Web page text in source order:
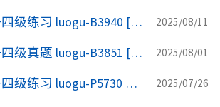
【GESP】C++四级练习 luogu-B3940 [GESP样题 四级] 填幻方 2025/08/11
【GESP】C++四级真题 luogu-B3851 [GESP202306 四级] 图像压缩 2025/08/01
【GESP】C++四级练习 luogu-P5730 【深基5.例10】显示屏 2025/07/26